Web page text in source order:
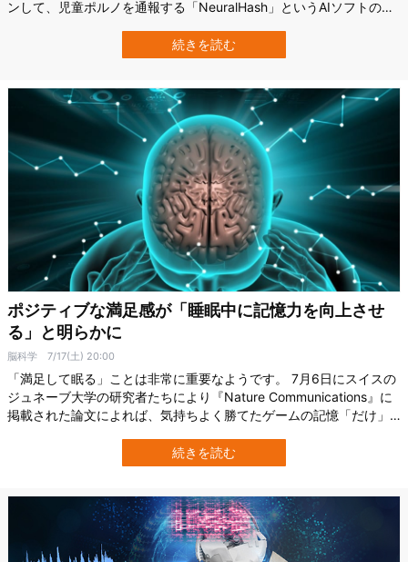
ンして、児童ポルノを通報する「NeuralHash」というAIソフトの導
GitHubのユーザーがシェアした情報によると、肝心のAIソフト
（NeuralHash）が「犬と抽象画」を同じ画像と認識して…
続きを読む
ポジティブな満足感が「睡眠中に記憶力を向上させ
る」と明らかに
脳科学 7/17(土) 20:00
「満足して眠る」ことは非常に重要なようです。 7月6日にスイスの
ジュネーブ大学の研究者たちにより『Nature Communications』に
掲載された論文によれば、気持ちよく勝てたゲームの記憶「だけ」
上したとのこと。 しかし、どうして脳は勝ったゲームのみを「ひい
き」していたのでしょうか？ 「学習・睡眠・上達」の不思議が解明
続きを読む